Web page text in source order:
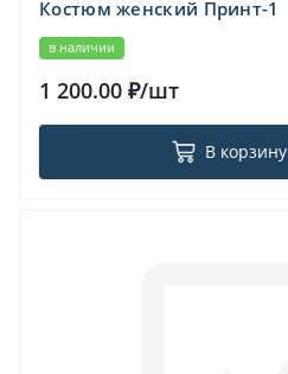
Костюм женский Принт-1
в наличии
1 200.00 ₽/шт
В корзину